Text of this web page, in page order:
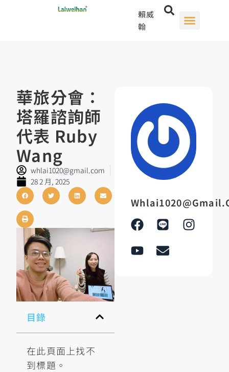
賴威
翰
華旅分會：
塔羅諮詢師
代表 Ruby
Wang
whlai1020@gmail.com
28 2 月, 2025
目錄
在此頁面上找不
到標題。